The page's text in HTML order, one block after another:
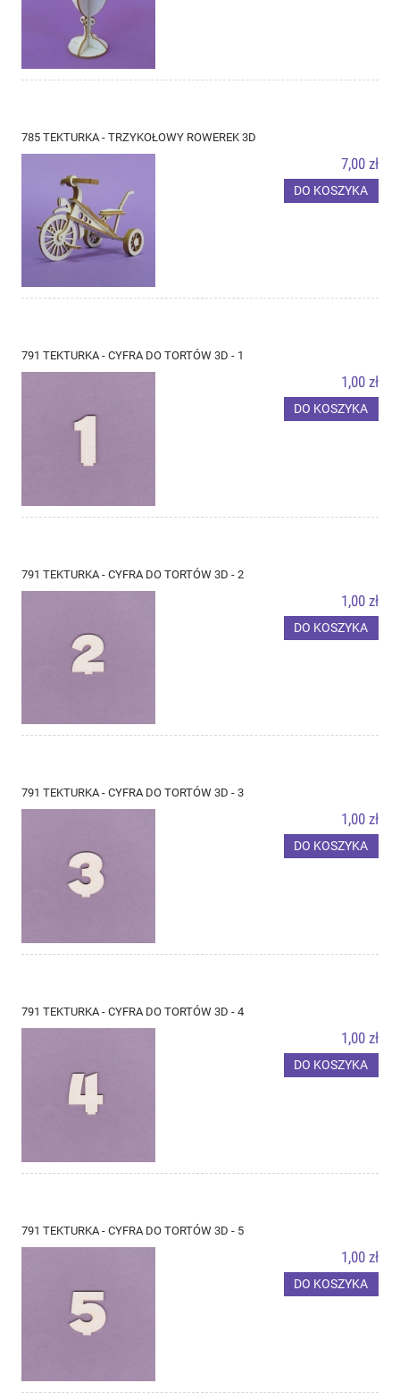
785 TEKTURKA - TRZYKOŁOWY ROWEREK 3D
7,00 zł
DO KOSZYKA
791 TEKTURKA - CYFRA DO TORTÓW 3D - 1
1,00 zł
DO KOSZYKA
791 TEKTURKA - CYFRA DO TORTÓW 3D - 2
1,00 zł
DO KOSZYKA
791 TEKTURKA - CYFRA DO TORTÓW 3D - 3
1,00 zł
DO KOSZYKA
791 TEKTURKA - CYFRA DO TORTÓW 3D - 4
1,00 zł
DO KOSZYKA
791 TEKTURKA - CYFRA DO TORTÓW 3D - 5
1,00 zł
DO KOSZYKA